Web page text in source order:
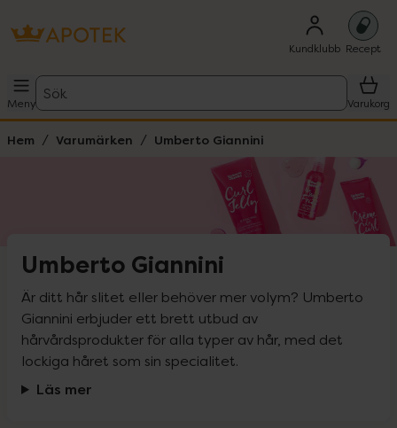
Kundklubb Recept
Meny
Sök
Varukorg
Hem Varumärken Umberto Giannini
Umberto Giannini
Är ditt hår slitet eller behöver mer volym? Umberto
Giannini erbjuder ett brett utbud av
hårvårdsprodukter för alla typer av hår, med det
lockiga håret som sin specialitet.
Läs mer